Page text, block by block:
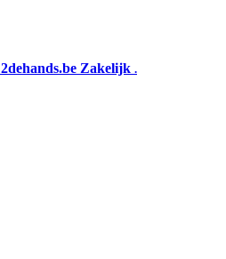
2dehands.be Zakelijk .